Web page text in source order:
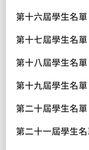
第十六屆學生名單
第十七屆學生名單
第十八屆學生名單
第十九屆學生名單
第二十屆學生名單
第二十一屆學生